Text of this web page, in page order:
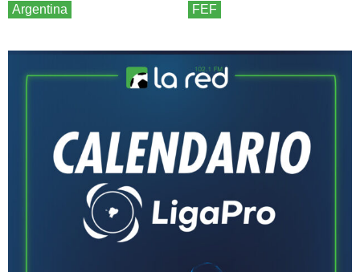
Argentina FEF